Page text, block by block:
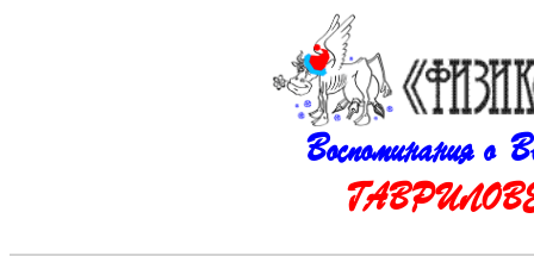
Воспоминания
ГАВРИЛОВЕ